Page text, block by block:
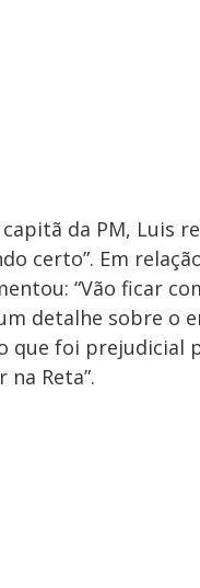
da PM, Luis
certo”. Em
“Vão ficar
detalhe sobre o
que foi
Reta”.